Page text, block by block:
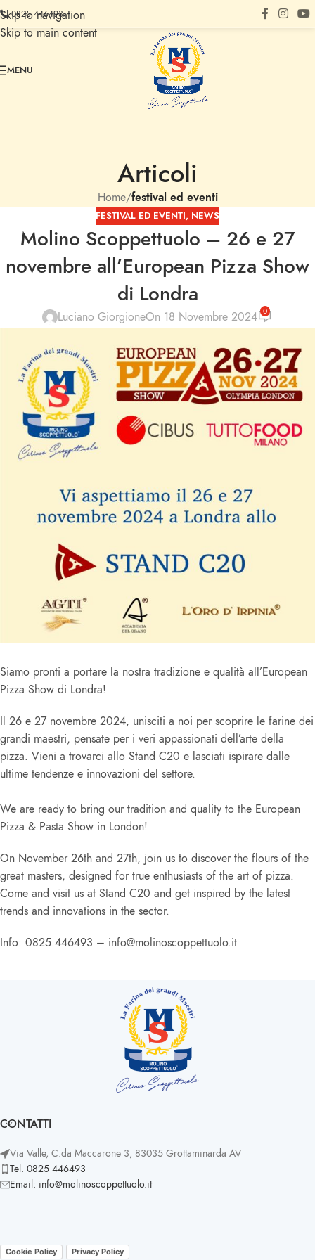
Skip to navigation
Skip to main content
0825 446493
MENU
Articoli
Home/festival ed eventi
FESTIVAL ED EVENTI, NEWS
Molino Scoppettuolo – 26 e 27
novembre all’European Pizza Show
di Londra
Luciano GiorgioneOn 18 Novembre 2024 0
Siamo pronti a portare la nostra tradizione e qualità all’European
Pizza Show di Londra!
Il 26 e 27 novembre 2024, unisciti a noi per scoprire le farine dei
grandi maestri, pensate per i veri appassionati dell’arte della
pizza. Vieni a trovarci allo Stand C20 e lasciati ispirare dalle
ultime tendenze e innovazioni del settore.
We are ready to bring our tradition and quality to the European
Pizza & Pasta Show in London!
On November 26th and 27th, join us to discover the flours of the
great masters, designed for true enthusiasts of the art of pizza.
Come and visit us at Stand C20 and get inspired by the latest
trends and innovations in the sector.
Info: 0825.446493 – info@molinoscoppettuolo.it
CONTATTI
Via Valle, C.da Maccarone 3, 83035 Grottaminarda AV
Tel. 0825 446493
Email: info@molinoscoppettuolo.it
Cookie Policy Privacy Policy